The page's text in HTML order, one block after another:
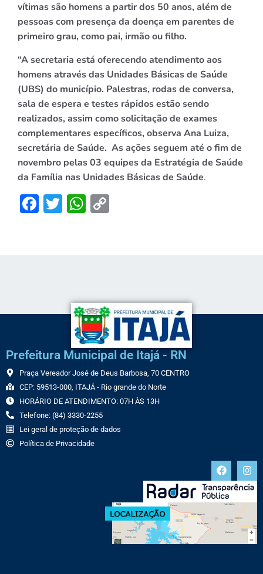
vítimas são homens a partir dos 50 anos, além de
pessoas com presença da doença em parentes de
primeiro grau, como pai, irmão ou filho.
“A secretaria está oferecendo atendimento aos
homens através das Unidades Básicas de Saúde
(UBS) do município. Palestras, rodas de conversa,
sala de espera e testes rápidos estão sendo
realizados, assim como solicitação de exames
complementares específicos, observa Ana Luiza,
secretária de Saúde. As ações seguem até o fim de
novembro pelas 03 equipes da Estratégia de Saúde
da Família nas Unidades Básicas de Saúde.
Facebook
TwitterWhatsApp
Prefeitura Municipal de Itajá - RN
Praça Vereador José de Deus Barbosa, 70 CENTRO
CEP: 59513-000, ITAJÁ - Rio grande do Norte
HORÁRIO DE ATENDIMENTO: 07H ÀS 13H
Telefone: (84) 3330-2255
Lei geral de proteção de dados
Política de Privacidade